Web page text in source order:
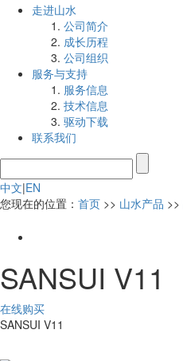
走进山水
公司简介
成长历程
公司组织
服务与支持
服务信息
技术信息
驱动下载
联系我们
中文|EN
您现在的位置： 首页 >> 山水产品 >>
SANSUI V11
在线购买
SANSUI V11